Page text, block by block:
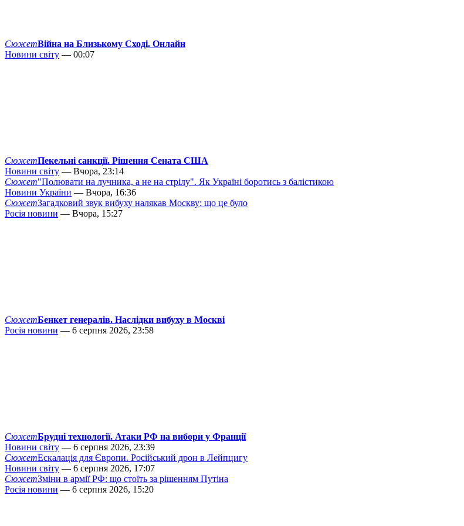
СюжетВійна на Близькому Сході. Онлайн
Новини світу — 00:07
СюжетПекельні санкції. Рішення Сената США
Новини світу — Вчора, 23:14
Сюжет"Полювати на лучника, а не на стрілу". Як Україні боротись з балістикою
Новини України — Вчора, 16:36
СюжетЗагадковий звук вибуху налякав Москву: що це було
Росія новини — Вчора, 15:27
СюжетБенкет генералів. Наслідки вибуху в Москві
Росія новини — 6 серпня 2026, 23:58
СюжетБрудні технології. Атаки РФ на вибори у Франції
Новини світу — 6 серпня 2026, 23:39
СюжетЕскалація для Європи. Російський дрон в Лейпцигу
Новини світу — 6 серпня 2026, 17:07
СюжетЗміни в армії РФ: що стоїть за рішенням Путіна
Росія новини — 6 серпня 2026, 15:20